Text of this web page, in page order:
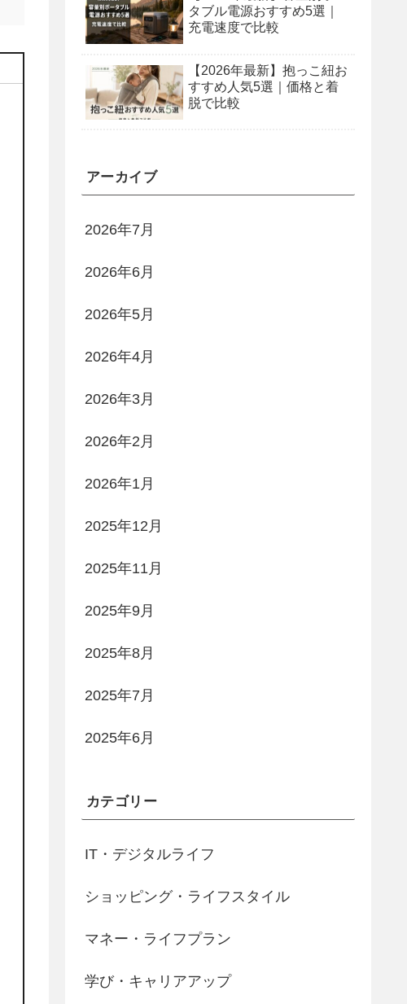
タブル電源おすすめ5選｜
充電速度で比較
【2026年最新】抱っこ紐お
すすめ人気5選｜価格と着
脱で比較
アーカイブ
2026年7月
2026年6月
2026年5月
2026年4月
2026年3月
2026年2月
2026年1月
2025年12月
2025年11月
2025年9月
2025年8月
2025年7月
2025年6月
カテゴリー
IT・デジタルライフ
ショッピング・ライフスタイル
マネー・ライフプラン
学び・キャリアアップ